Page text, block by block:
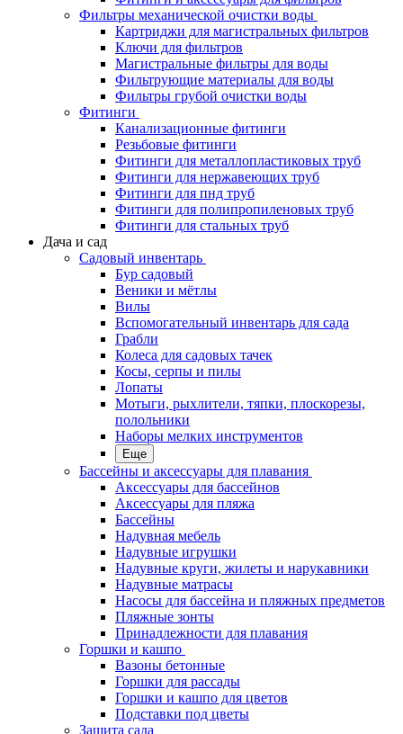
Фильтры механической очистки воды
Картриджи для магистральных фильтров
Ключи для фильтров
Магистральные фильтры для воды
Фильтрующие материалы для воды
Фильтры грубой очистки воды
Фитинги
Канализационные фитинги
Резьбовые фитинги
Фитинги для металлопластиковых труб
Фитинги для нержавеющих труб
Фитинги для пнд труб
Фитинги для полипропиленовых труб
Фитинги для стальных труб
Дача и сад
Садовый инвентарь
Бур садовый
Веники и мётлы
Вилы
Вспомогательный инвентарь для сада
Грабли
Колеса для садовых тачек
Косы, серпы и пилы
Лопаты
Мотыги, рыхлители, тяпки, плоскорезы,
полольники
Наборы мелких инструментов
Еще
Бассейны и аксессуары для плавания
Аксессуары для бассейнов
Аксессуары для пляжа
Бассейны
Надувная мебель
Надувные игрушки
Надувные круги, жилеты и нарукавники
Надувные матрасы
Насосы для бассейна и пляжных предметов
Пляжные зонты
Принадлежности для плавания
Горшки и кашпо
Вазоны бетонные
Горшки для рассады
Горшки и кашпо для цветов
Подставки под цветы
Защита сада